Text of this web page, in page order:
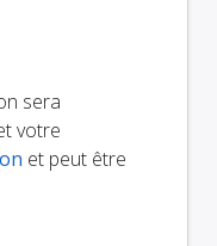
sera
votre
et peut être